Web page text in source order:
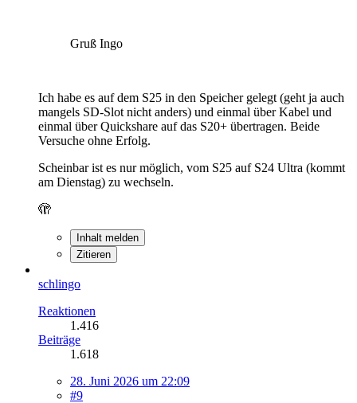
Gruß Ingo
Ich habe es auf dem S25 in den Speicher gelegt (geht ja auch
mangels SD-Slot nicht anders) und einmal über Kabel und
einmal über Quickshare auf das S20+ übertragen. Beide
Versuche ohne Erfolg.
Scheinbar ist es nur möglich, vom S25 auf S24 Ultra (kommt
am Dienstag) zu wechseln.
🫣
Inhalt melden
Zitieren
schlingo
Reaktionen
1.416
Beiträge
1.618
28. Juni 2026 um 22:09
#9